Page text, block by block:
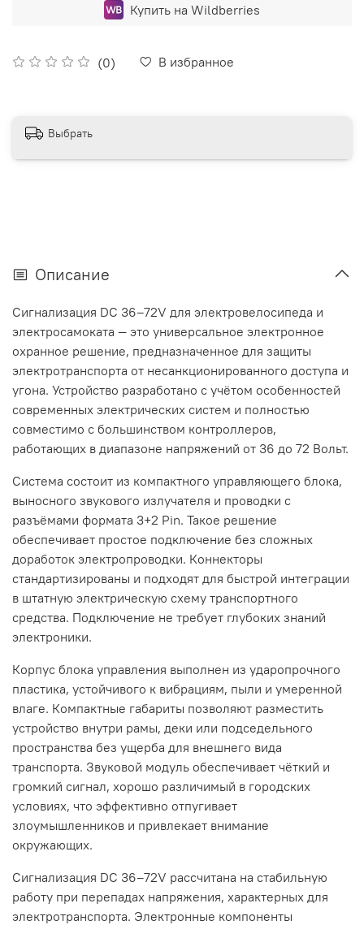
(0) В избранное
Купить на Wildberries
Выбрать
Описание
Сигнализация DC 36–72V для электровелосипеда и
электросамоката — это универсальное электронное
охранное решение, предназначенное для защиты
электротранспорта от несанкционированного доступа и
угона. Устройство разработано с учётом особенностей
современных электрических систем и полностью
совместимо с большинством контроллеров,
работающих в диапазоне напряжений от 36 до 72 Вольт.
Система состоит из компактного управляющего блока,
выносного звукового излучателя и проводки с
разъёмами формата 3+2 Pin. Такое решение
обеспечивает простое подключение без сложных
доработок электропроводки. Коннекторы
стандартизированы и подходят для быстрой интеграции
в штатную электрическую схему транспортного
средства. Подключение не требует глубоких знаний
электроники.
Корпус блока управления выполнен из ударопрочного
пластика, устойчивого к вибрациям, пыли и умеренной
влаге. Компактные габариты позволяют разместить
устройство внутри рамы, деки или подседельного
пространства без ущерба для внешнего вида
транспорта. Звуковой модуль обеспечивает чёткий и
громкий сигнал, хорошо различимый в городских
условиях, что эффективно отпугивает
злоумышленников и привлекает внимание
окружающих.
Сигнализация DC 36–72V рассчитана на стабильную
работу при перепадах напряжения, характерных для
электротранспорта. Электронные компоненты